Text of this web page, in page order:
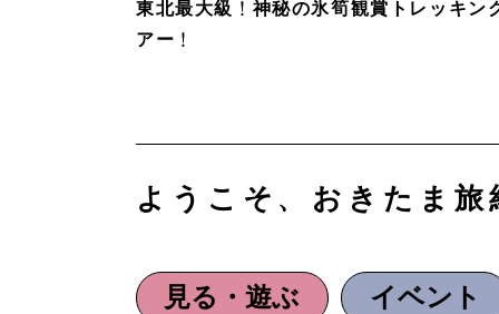
東北最大級！神秘の氷筍観賞トレッキン
アー！
ようこそ、おきたま旅
見る・遊ぶ イベント